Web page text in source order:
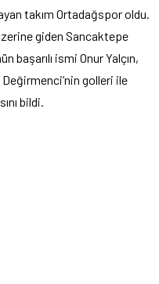
takım Ortadağspor oldu.
giden Sancaktepe
ismi Onur Yalçın,
golleri ile
bildi.